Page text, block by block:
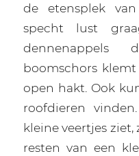
de etensplek
specht lust
boomschors
open hakt. Ook
roofdieren
kleine veertjes
resten van een